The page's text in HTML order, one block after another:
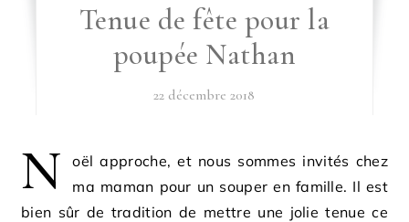
Tenue de fête pour la
poupée Nathan
22 décembre 2018
N
oël approche, et nous sommes invités chez
ma maman pour un souper en famille. Il est
bien sûr de tradition de mettre une jolie tenue ce